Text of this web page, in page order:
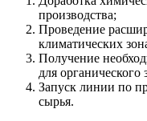
производства;
Проведение
климатических
Получение
для органического
Запуск линии по
сырья.